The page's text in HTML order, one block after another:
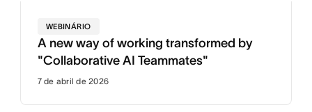
WEBINÁRIO
A new way of working transformed by
"Collaborative AI Teammates"
7 de abril de 2026